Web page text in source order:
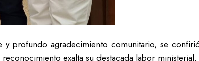
profundo agradecimiento comunitario, se
exalta su destacada labor